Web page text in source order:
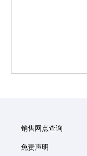
销售网点查询
免责声明